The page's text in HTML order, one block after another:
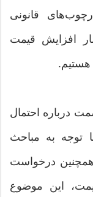
قانونی
افزایش قیمت
درباره احتمال
توجه به مباحث
درخواست
این موضوع